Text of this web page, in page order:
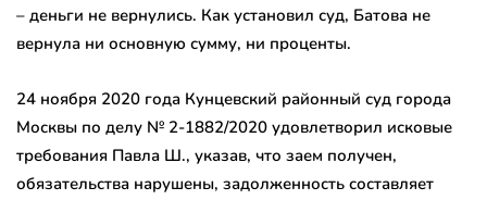
– деньги не вернулись. Как установил суд, Батова не
вернула ни основную сумму, ни проценты.
24 ноября 2020 года Кунцевский районный суд города
Москвы по делу № 2-1882/2020 удовлетворил исковые
требования Павла Ш., указав, что заем получен,
обязательства нарушены, задолженность составляет